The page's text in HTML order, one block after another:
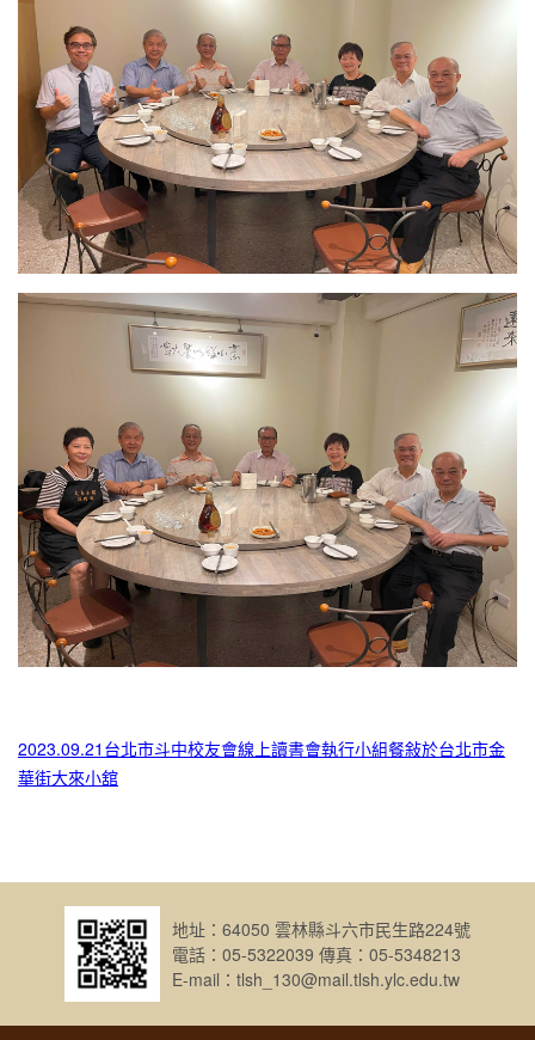
2023.09.21台北市斗中校友會線上讀書會執行小組餐敍於台北市金
華街大來小舘
地址：64050 雲林縣斗六市民生路224號
電話：05-5322039 傳真：05-5348213
E-mail：tlsh_130@mail.tlsh.ylc.edu.tw